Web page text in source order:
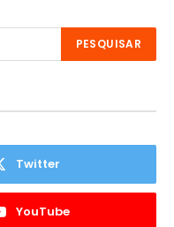
Twitter
YouTube